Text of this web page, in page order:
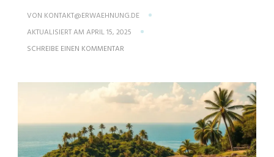
VON KONTAKT@ERWAEHNUNG.DE
AKTUALISIERT AM APRIL 15, 2025
SCHREIBE EINEN KOMMENTAR
BESTE
ZEIT
FÜR
URLAUB
ENTDECKEN